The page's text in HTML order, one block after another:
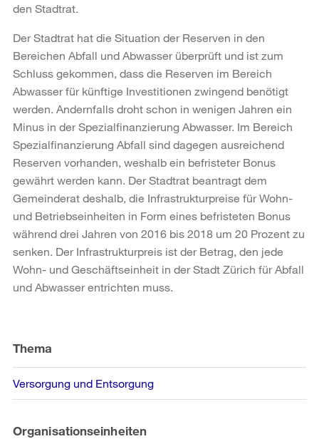
den Stadtrat.
Der Stadtrat hat die Situation der Reserven in den
Bereichen Abfall und Abwasser überprüft und ist zum
Schluss gekommen, dass die Reserven im Bereich
Abwasser für künftige Investitionen zwingend benötigt
werden. Andernfalls droht schon in wenigen Jahren ein
Minus in der Spezialfinanzierung Abwasser. Im Bereich
Spezialfinanzierung Abfall sind dagegen ausreichend
Reserven vorhanden, weshalb ein befristeter Bonus
gewährt werden kann. Der Stadtrat beantragt dem
Gemeinderat deshalb, die Infrastrukturpreise für Wohn-
und Betriebseinheiten in Form eines befristeten Bonus
während drei Jahren von 2016 bis 2018 um 20 Prozent zu
senken. Der Infrastrukturpreis ist der Betrag, den jede
Wohn- und Geschäftseinheit in der Stadt Zürich für Abfall
und Abwasser entrichten muss.
Informationen
Thema
Versorgung und Entsorgung
Organisationseinheiten